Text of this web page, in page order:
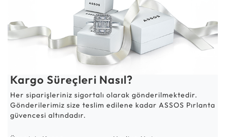
Kargo Süreçleri Nasıl?
Her siparişleriniz sigortalı olarak gönderilmektedir.
Gönderilerimiz size teslim edilene kadar ASSOS Pırlanta
güvencesi altındadır.